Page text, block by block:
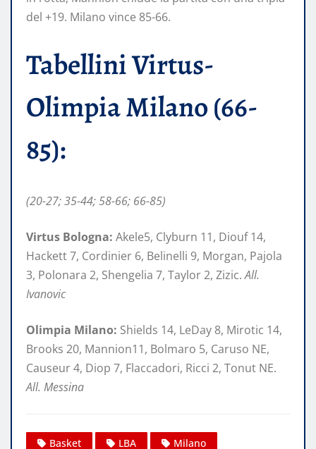
del +19. Milano vince 85-66.
Tabellini Virtus-
Olimpia Milano (66-
85):
(20-27; 35-44; 58-66; 66-85)
Virtus Bologna: Akele5, Clyburn 11, Diouf 14,
Hackett 7, Cordinier 6, Belinelli 9, Morgan, Pajola
3, Polonara 2, Shengelia 7, Taylor 2, Zizic.All.
Ivanovic
Olimpia Milano: Shields 14, LeDay 8, Mirotic 14,
Brooks 20, Mannion11, Bolmaro 5, Caruso NE,
Causeur 4, Diop 7, Flaccadori, Ricci 2, Tonut NE.
All. Messina
Basket LBA
Milano